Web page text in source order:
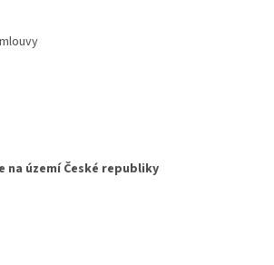
na území České republiky